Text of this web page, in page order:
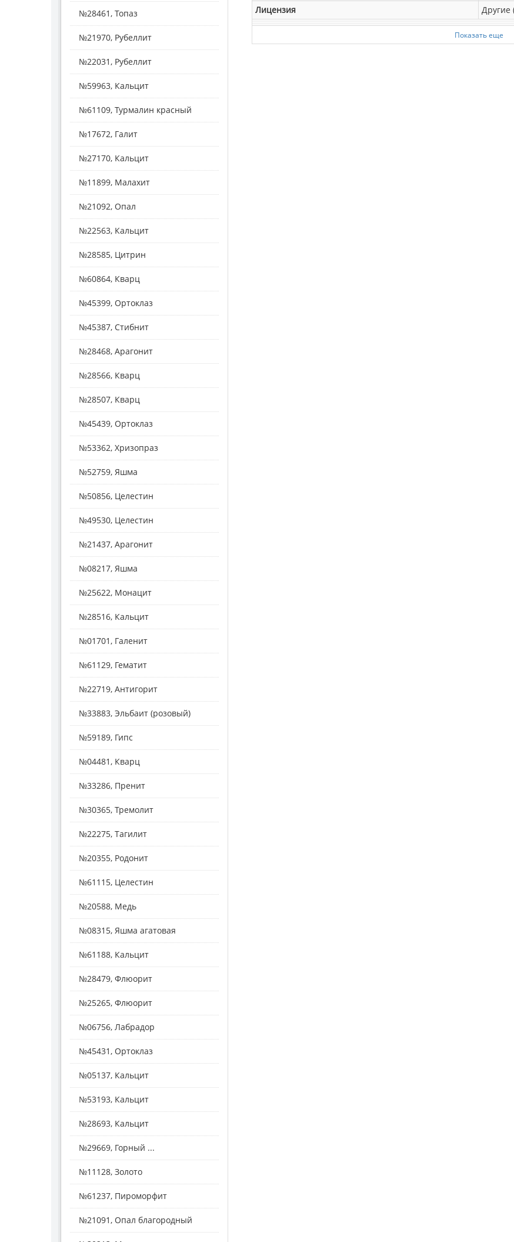
Лицензия
Другие
Показать еще
№28461, Топаз
№21970, Рубеллит
№22031, Рубеллит
№59963, Кальцит
№61109, Турмалин красный
№17672, Галит
№27170, Кальцит
№11899, Малахит
№21092, Опал
№22563, Кальцит
№28585, Цитрин
№60864, Кварц
№45399, Ортоклаз
№45387, Стибнит
№28468, Арагонит
№28566, Кварц
№28507, Кварц
№45439, Ортоклаз
№53362, Хризопраз
№52759, Яшма
№50856, Целестин
№49530, Целестин
№21437, Арагонит
№08217, Яшма
№25622, Монацит
№28516, Кальцит
№01701, Галенит
№61129, Гематит
№22719, Антигорит
№33883, Эльбаит (розовый)
№59189, Гипс
№04481, Кварц
№33286, Пренит
№30365, Тремолит
№22275, Тагилит
№20355, Родонит
№61115, Целестин
№20588, Медь
№08315, Яшма агатовая
№61188, Кальцит
№28479, Флюорит
№25265, Флюорит
№06756, Лабрадор
№45431, Ортоклаз
№05137, Кальцит
№53193, Кальцит
№28693, Кальцит
№29669, Горный ...
№11128, Золото
№61237, Пироморфит
№21091, Опал благородный